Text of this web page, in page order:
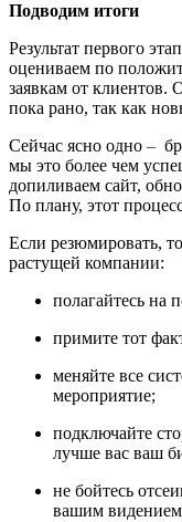
Подводим итоги
Результат первого
оцениваем по
заявкам от клиентов.
пока рано, так как
Сейчас ясно одно –
мы это более чем
допиливаем сайт,
По плану, этот
Если резюмировать,
растущей компании:
полагайтесь на
примите тот
меняйте все
мероприятие;
подключайте
лучше вас ваш
не бойтесь
вашим